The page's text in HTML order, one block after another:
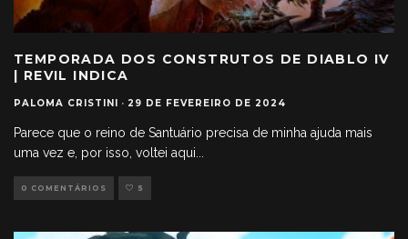
TEMPORADA DOS CONSTRUTOS DE DIABLO IV
| REVIL INDICA
PALOMA CRISTINI · 29 DE FEVEREIRO DE 2024
Parece que o reino de Santuário precisa de minha ajuda mais
uma vez e, por isso, voltei aqui
0 COMENTÁRIOS 5